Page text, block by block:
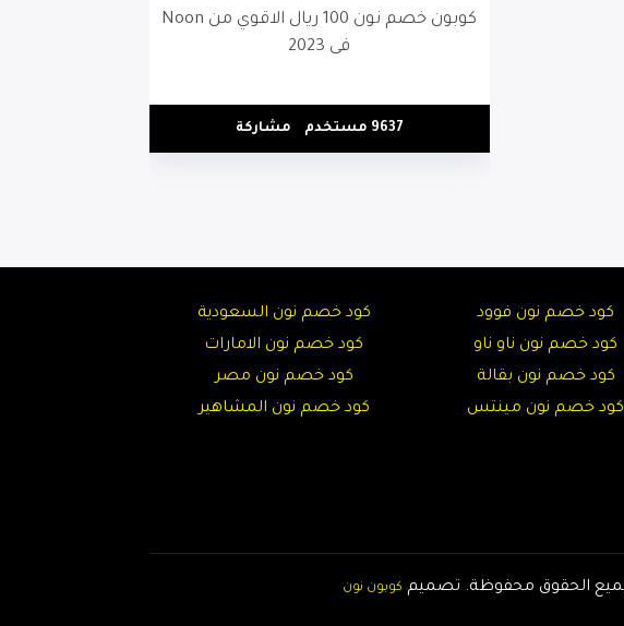
كوبون خصم نون 100 ريال الاقوي من Noon
فى 2023
9637 مستخدم مشاركة
كود خصم نون فوود
كود خصم نون ناو ناو
كود خصم نون بقالة
كود خصم نون مينتس
كود خصم نون السعودية
كود خصم نون الامارات
كود خصم نون مصر
كود خصم نون المشاهير
تصميم كوبون نون